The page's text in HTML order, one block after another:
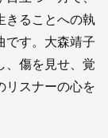
きることへの執
です。大森靖子
、傷を見せ、覚
リスナーの心を